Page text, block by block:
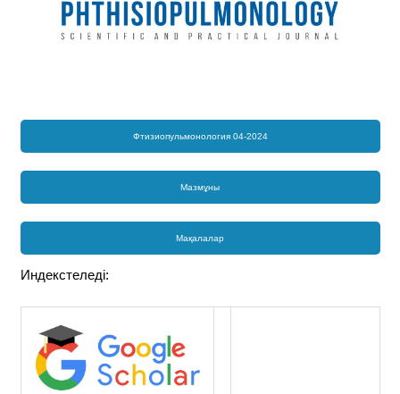
Фтизиопульмонология 04-2024
Мазмұны
Мақалалар
Индекстеледі: